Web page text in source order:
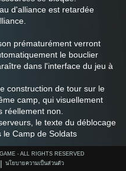
d'alliance est retardée
prématurément verront
le bouclier
dans l'interface du jeu à
construction de tour sur le
camp, qui visuellement
réellement non.
le texte du déblocage
le Camp de Soldats
en R0 dans certaines
la liste R1 et ne pourront
- ALL RIGHTS RESERVED
| นโยบายความเป็นส่วนตัว